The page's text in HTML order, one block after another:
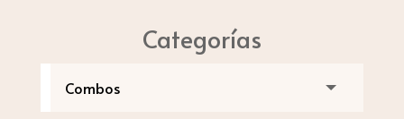
Categorías